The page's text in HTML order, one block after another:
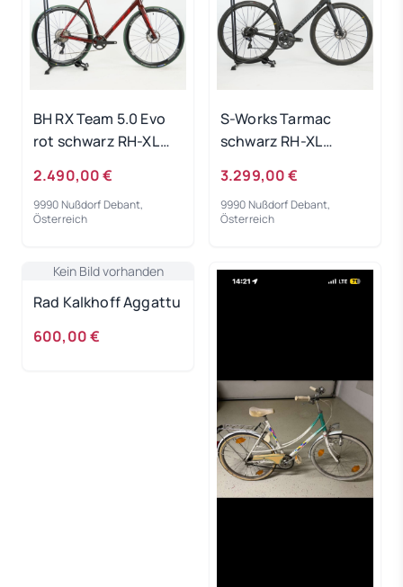
BH RX Team 5.0 Evo
rot schwarz RH-XL
2.490,00 €
9990 Nußdorf Debant,
Österreich
S-Works Tarmac
schwarz RH-XL
3.299,00 €
9990 Nußdorf Debant,
Österreich
Kein Bild vorhanden
Rad Kalkhoff Aggattu
600,00 €